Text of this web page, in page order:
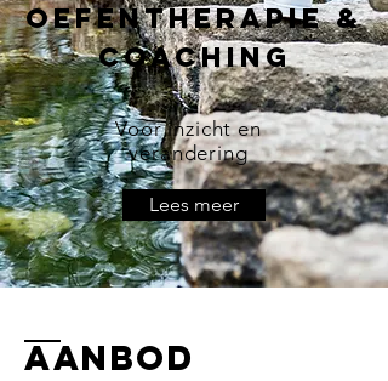
Oefentherapie &
coaching
Voor inzicht en
verandering
Lees meer
Aanbod